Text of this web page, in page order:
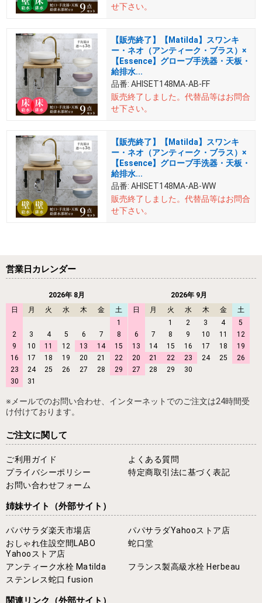
せ下さい。
【販売終了】【Matilda】スワンキ
ー・ネオ（アンティーク・ブラス）×
【Essence】グローブ手洗器・天板・
給排水...
品番: AHISET148MA-AB-FF
販売終了しました。 代替品等はお問合
せ下さい。
【販売終了】【Matilda】スワンキ
ー・ネオ（アンティーク・ブラス）×
【Essence】グローブ手洗器・天板・
給排水...
品番: AHISET148MA-AB-WW
販売終了しました。 代替品等はお問合
せ下さい。
営業日カレンダー
2026年 8月
日
月 火 水 木 金
土
1
2
3 4 5 6 7
8
9
10 11 12 13 14
15
16
17 18 19 20 21
22
23
24 25 26 27 28
29
30
31
2026年 9月
日
月 火 水 木 金
土
1
2 3 4
5
6
7 8 9 10 11
12
13
14 15 16 17 18
19
20
21 22 23 24 25
26
27
28 29 30
※メールでのお問い合わせ、インターネットでのご注文は24時間受
け付けております。
ご注文に関して
ご利用ガイド
よくある質問
プライバシーポリシー
特定商取引法に基づく表記
お問い合わせフォーム
姉妹サイト （外部サイト）
パパサラダ楽天市場店
パパサラダYahooストア店
おしゃれ住設空間LABO
Yahooストア店
蛇口堂
アンティーク水栓 Matilda
フランス製高級水栓 Herbeau
ステンレス蛇口 fusion
関連リンク （外部サイト）